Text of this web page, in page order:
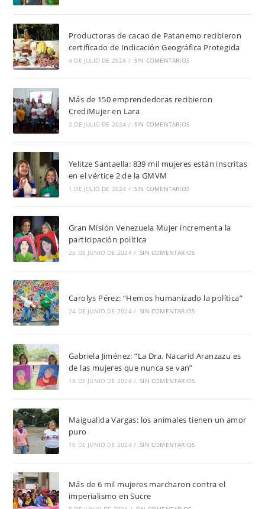
Productoras de cacao de Patanemo recibieron
certificado de Indicación Geográfica Protegida
4 DE JULIO DE 2024 / SIN COMENTARIOS
Más de 150 emprendedoras recibieron
CrediMujer en Lara
2 DE JULIO DE 2024 / SIN COMENTARIOS
Yelitze Santaella: 839 mil mujeres están inscritas
en el vértice 2 de la GMVM
1 DE JULIO DE 2024 / SIN COMENTARIOS
Gran Misión Venezuela Mujer incrementa la
participación política
25 DE JUNIO DE 2024 / SIN COMENTARIOS
Carolys Pérez: “Hemos humanizado la política”
24 DE JUNIO DE 2024 / SIN COMENTARIOS
Gabriela Jiménez: “La Dra. Nacarid Aranzazu es
de las mujeres que nunca se van”
18 DE JUNIO DE 2024 / SIN COMENTARIOS
Maigualida Vargas: los animales tienen un amor
puro
10 DE JUNIO DE 2024 / SIN COMENTARIOS
Más de 6 mil mujeres marcharon contra el
imperialismo en Sucre